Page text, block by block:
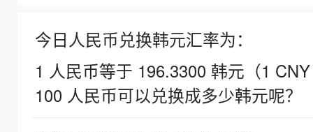
今日人民币兑换韩元汇率为：
1 人民币等于 196.3300 韩元（1
100 人民币可以兑换成多少韩元呢？